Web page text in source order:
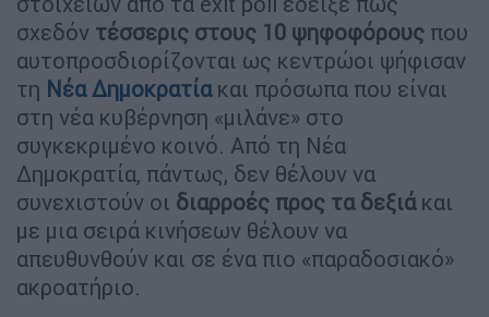
σχεδόν τέσσερις στους 10 ψηφοφόρους που
αυτοπροσδιορίζονται ως κεντρώοι ψήφισαν
τη Νέα Δημοκρατίακαι πρόσωπα που είναι
στη νέα κυβέρνηση «μιλάνε» στο
συγκεκριμένο κοινό. Από τη Νέα
Δημοκρατία, πάντως, δεν θέλουν να
συνεχιστούν οι διαρροές προς τα δεξιάκαι
με μια σειρά κινήσεων θέλουν να
απευθυνθούν και σε ένα πιο «παραδοσιακό»
ακροατήριο.